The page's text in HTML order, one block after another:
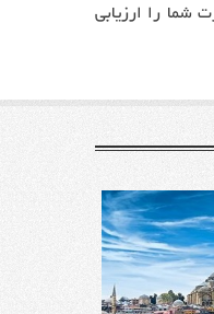
شما را ارزیابی